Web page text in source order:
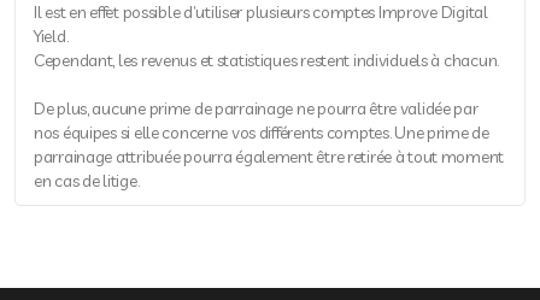
Il est en effet possible d’utiliser plusieurs comptes Improve Digital
Yield.
Cependant, les revenus et statistiques restent individuels à chacun.
De plus, aucune prime de parrainage ne pourra être validée par
nos équipes si elle concerne vos différents comptes. Une prime de
parrainage attribuée pourra également être retirée à tout moment
en cas de litige.